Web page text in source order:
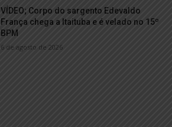
VÍDEO; Corpo do sargento Edevaldo
França chega a Itaituba e é velado no 15º
BPM
6 de agosto de 2026